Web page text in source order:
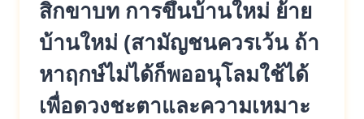
สิกขาบท การขึ้นบ้านใหม่ ย้าย
บ้านใหม่ (สามัญชนควรเว้น ถ้า
หาฤกษ์ไม่ได้ก็พออนุโลมใช้ได้
เพื่อดวงชะตาและความเหมาะ